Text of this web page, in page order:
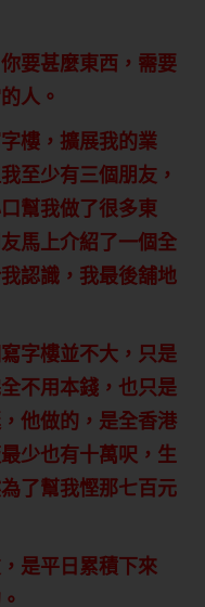
要甚麼東西，需要
人。
樓，擴展我的業
至少有三個朋友，
幫我做了很多東
馬上介紹了一個全
認識，我最後舖地
字樓並不大，只是
不用本錢，也只是
他做的，是全香港
少也有十萬呎，生
了幫我慳那七百元
是平日累積下來